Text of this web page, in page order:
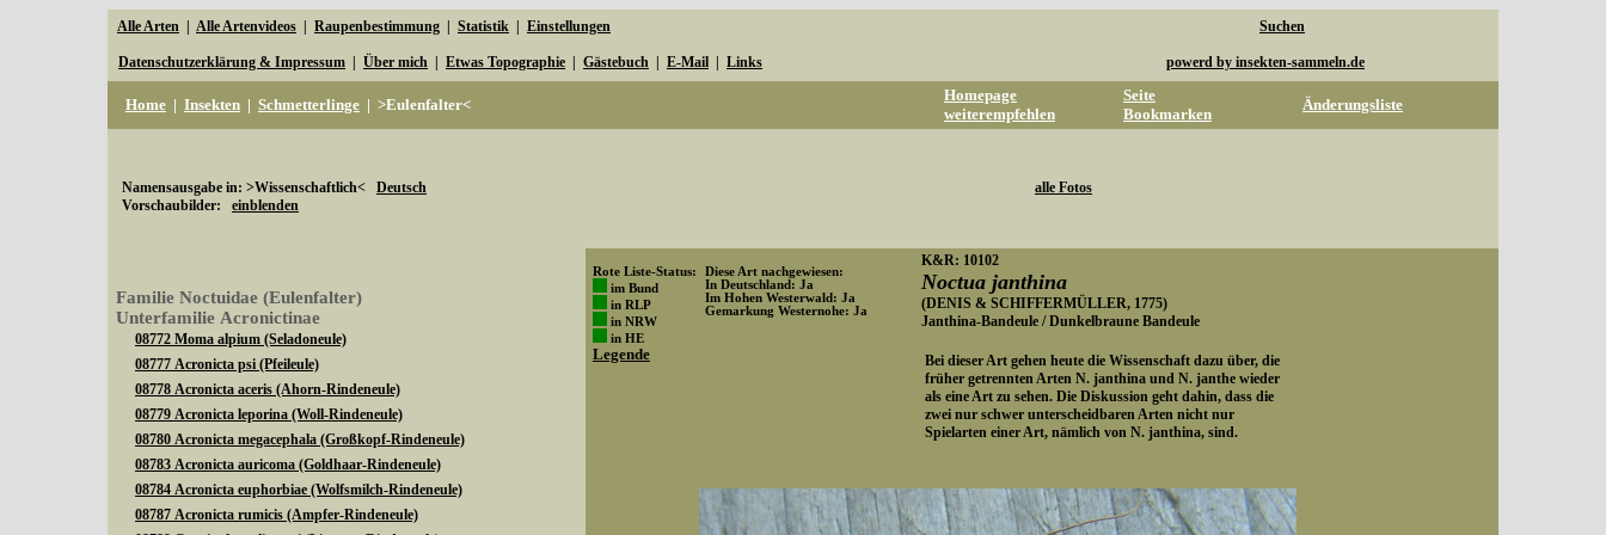
Alle Arten Alle Artenvideos Raupenbestimmung Statistik Einstellungen Suchen
Datenschutzerklärung & Impressum Über mich Etwas Topographie Gästebuch E-Mail Links powerd by insekten-sammeln.de
Home | Insekten | Schmetterlinge | >Eulenfalter<
Homepage
weiterempfehlen
Seite
Bookmarken
Änderungsliste
Namensausgabe in: >Wissenschaftlich< Deutsch
Vorschaubilder: einblenden
alle Fotos
Familie Noctuidae (Eulenfalter)
Unterfamilie Acronictinae
08772 Moma alpium (Seladoneule)
08777 Acronicta psi (Pfeileule)
08778 Acronicta aceris (Ahorn-Rindeneule)
08779 Acronicta leporina (Woll-Rindeneule)
08780 Acronicta megacephala (Großkopf-Rindeneule)
08783 Acronicta auricoma (Goldhaar-Rindeneule)
08784 Acronicta euphorbiae (Wolfsmilch-Rindeneule)
08787 Acronicta rumicis (Ampfer-Rindeneule)
Rote Liste-Status:
im Bund
in RLP
in NRW
in HE
Legende
Diese Art nachgewiesen:
In Deutschland: Ja
Im Hohen Westerwald: Ja
Gemarkung Westernohe: Ja
K&R: 10102
Noctua janthina
(DENIS & SCHIFFERMÜLLER, 1775)
Janthina-Bandeule / Dunkelbraune Bandeule
Bei dieser Art gehen heute die Wissenschaft dazu über, die
früher getrennten Arten N. janthina und N. janthe wieder
als eine Art zu sehen. Die Diskussion geht dahin, dass die
zwei nur schwer unterscheidbaren Arten nicht nur
Spielarten einer Art, nämlich von N. janthina, sind.